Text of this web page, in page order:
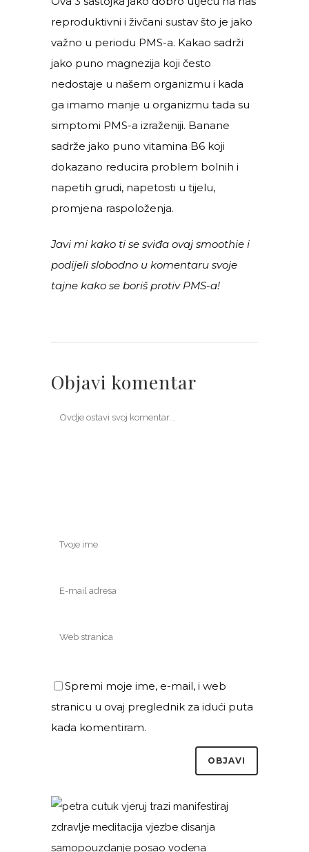
reproduktivni i živčani sustav što je jako
važno u periodu PMS-a. Kakao sadrži
jako puno magnezija koji često
nedostaje u našem organizmu i kada
ga imamo manje u organizmu tada su
simptomi PMS-a izraženiji. Banane
sadrže jako puno vitamina B6 koji
dokazano reducira problem bolnih i
napetih grudi, napetosti u tijelu,
promjena raspoloženja.
Javi mi kako ti se sviđa ovaj smoothie i
podijeli slobodno u komentaru svoje
tajne kako se boriš protiv PMS-a!
Objavi komentar
Spremi moje ime, e-mail, i web
stranicu u ovaj preglednik za idući puta
kada komentiram.